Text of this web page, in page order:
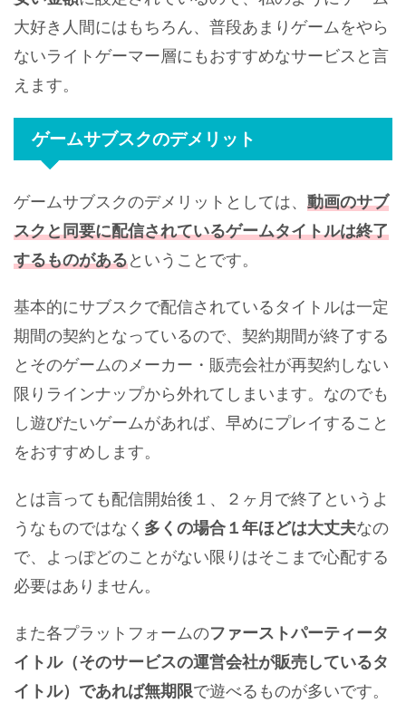
大好き人間にはもちろん、普段あまりゲームをやら
ないライトゲーマー層にもおすすめなサービスと言
えます。
ゲームサブスクのデメリット
ゲームサブスクのデメリットとしては、 動画のサブ
スクと同要に配信されているゲームタイトルは終了
するものがあるということです。
基本的にサブスクで配信されているタイトルは一定
期間の契約となっているので、契約期間が終了する
とそのゲームのメーカー・販売会社が再契約しない
限りラインナップから外れてしまいます。なのでも
し遊びたいゲームがあれば、早めにプレイすること
をおすすめします。
とは言っても配信開始後１、２ヶ月で終了というよ
うなものではなく 多くの場合１年ほどは大丈夫なの
で、よっぽどのことがない限りはそこまで心配する
必要はありません。
また各プラットフォームのファーストパーティータ
イトル（そのサービスの運営会社が販売しているタ
イトル）であれば無期限で遊べるものが多いです。